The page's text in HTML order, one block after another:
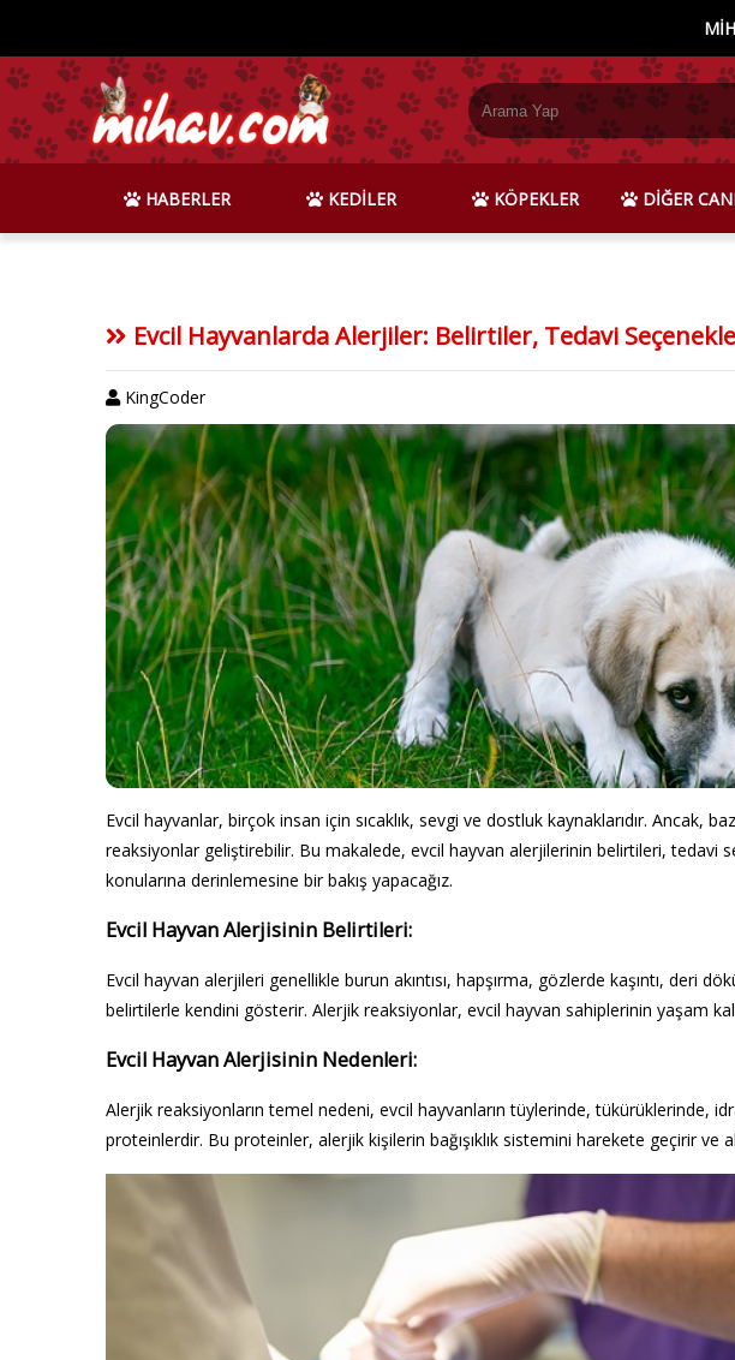
HABERLER KEDİLER KÖPEKLER DİĞER
Evcil Hayvanlarda Alerjiler: Belirtiler, Tedavi
KingCoder
Evcil hayvanlar, birçok insan için sıcaklık, sevgi ve dostluk kaynaklarıdır. Ancak,
reaksiyonlar geliştirebilir. Bu makalede, evcil hayvan alerjilerinin belirtileri, tedavi
konularına derinlemesine bir bakış yapacağız.
Evcil Hayvan Alerjisinin Belirtileri:
Evcil hayvan alerjileri genellikle burun akıntısı, hapşırma, gözlerde kaşıntı, deri
belirtilerle kendini gösterir. Alerjik reaksiyonlar, evcil hayvan sahiplerinin yaşam
Evcil Hayvan Alerjisinin Nedenleri:
Alerjik reaksiyonların temel nedeni, evcil hayvanların tüylerinde, tükürüklerinde,
proteinlerdir. Bu proteinler, alerjik kişilerin bağışıklık sistemini harekete geçirir ve